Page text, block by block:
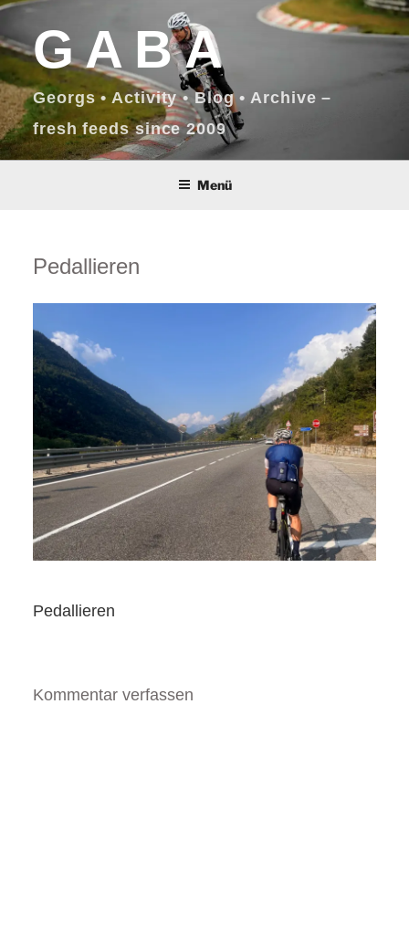
Zum
Inhalt
springenGABA
Georgs • Activity • Blog • Archive –
fresh feeds since 2009
Menü
Pedallieren
Pedallieren
Kommentar verfassen